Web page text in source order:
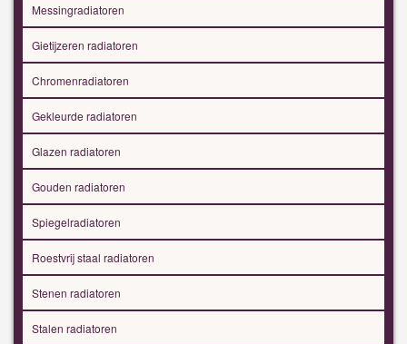
Messingradiatoren
Gietijzeren radiatoren
Chromenradiatoren
Gekleurde radiatoren
Glazen radiatoren
Gouden radiatoren
Spiegelradiatoren
Roestvrij staal radiatoren
Stenen radiatoren
Stalen radiatoren